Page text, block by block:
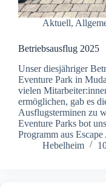
Aktuell,
Betriebsausflug 2025
Unser diesjähriger
Eventure Park in
vielen
ermöglichen, gab es
Ausflugsterminen zu
Eventure Parks bot
Programm aus
Hebelheim